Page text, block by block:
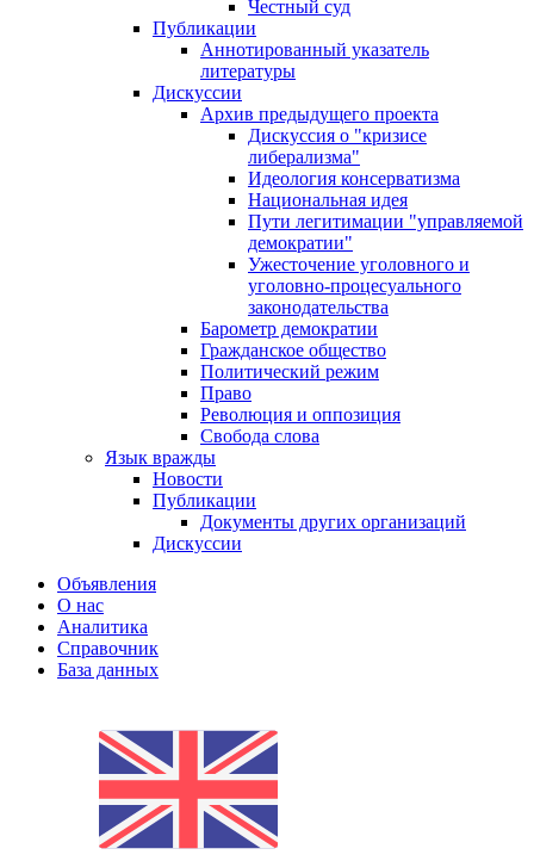
Честный суд
Публикации
Аннотированный указатель
литературы
Дискуссии
Архив предыдущего проекта
Дискуссия о "кризисе
либерализма"
Идеология консерватизма
Национальная идея
Пути легитимации "управляемой
демократии"
Ужесточение уголовного и
уголовно-процесуального
законодательства
Барометр демократии
Гражданское общество
Политический режим
Право
Революция и оппозиция
Свобода слова
Язык вражды
Новости
Публикации
Документы других организаций
Дискуссии
Объявления
О нас
Аналитика
Справочник
База данных